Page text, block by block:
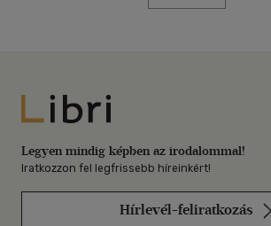
Libri
Legyen mindig képben az irodalommal!
Iratkozzon fel legfrissebb híreinkért!
Hírlevél-feliratkozás